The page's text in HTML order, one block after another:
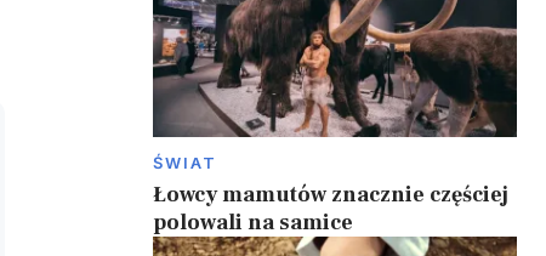
ŚWIAT
Łowcy mamutów znacznie częściej
polowali na samice